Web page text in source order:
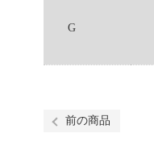
G
前の商品